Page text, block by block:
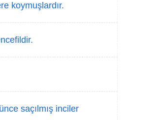
koymuşlardır.
saçılmış inciler